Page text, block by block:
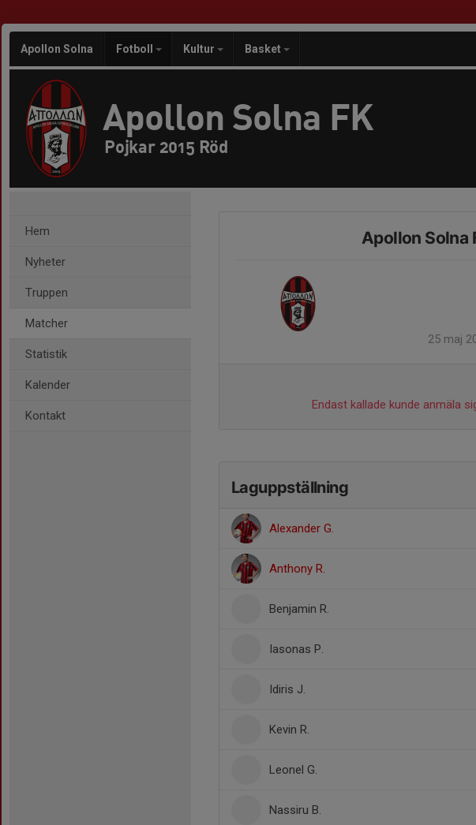
Apollon Solna Fotboll Kultur Basket
Apollon Solna FK
Pojkar 2015 Röd
Hem
Nyheter
Truppen
Matcher
Statistik
Kalender
Kontakt
Apollon Solna
25 maj
Endast kallade kunde anmäla
Laguppställning
Alexander G.
Anthony R.
Benjamin R.
Iasonas P.
Idiris J.
Kevin R.
Leonel G.
Nassiru B.